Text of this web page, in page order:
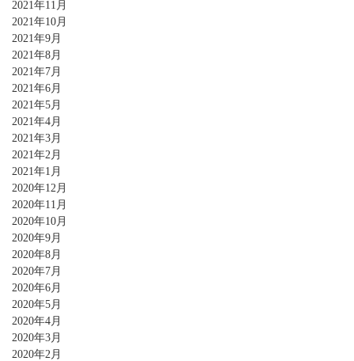
2021年11月
2021年10月
2021年9月
2021年8月
2021年7月
2021年6月
2021年5月
2021年4月
2021年3月
2021年2月
2021年1月
2020年12月
2020年11月
2020年10月
2020年9月
2020年8月
2020年7月
2020年6月
2020年5月
2020年4月
2020年3月
2020年2月